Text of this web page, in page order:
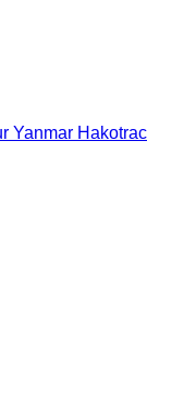
Yanmar Hakotrac